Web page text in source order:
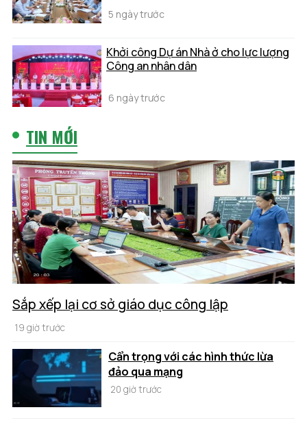
5 ngày trước
Khởi công Dự án Nhà ở cho lực lượng
Công an nhân dân
6 ngày trước
TIN MỚI
Sắp xếp lại cơ sở giáo dục công lập
19 giờ trước
Cẩn trọng với các hình thức lừa
đảo qua mạng
20 giờ trước